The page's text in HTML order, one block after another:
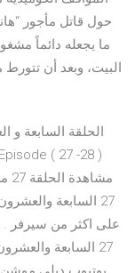
حول قاتل مأجور
ما يجعله دائماً
البيت، وبعد أن
27 السابعة
27 السابعة